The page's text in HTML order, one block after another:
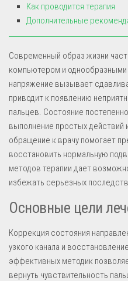
Как проводится терапия
Дополнительные
Современный образ жизни
компьютером и
напряжение вызывает
приводит к появлению
пальцев. Состояние
выполнение простых действий
обращение к врачу помогает
восстановить нормальную
методов терапии дает
избежать серьезных
Основные цели
Коррекция состояния
узкого канала и
эффективных методик
вернуть чувствительность